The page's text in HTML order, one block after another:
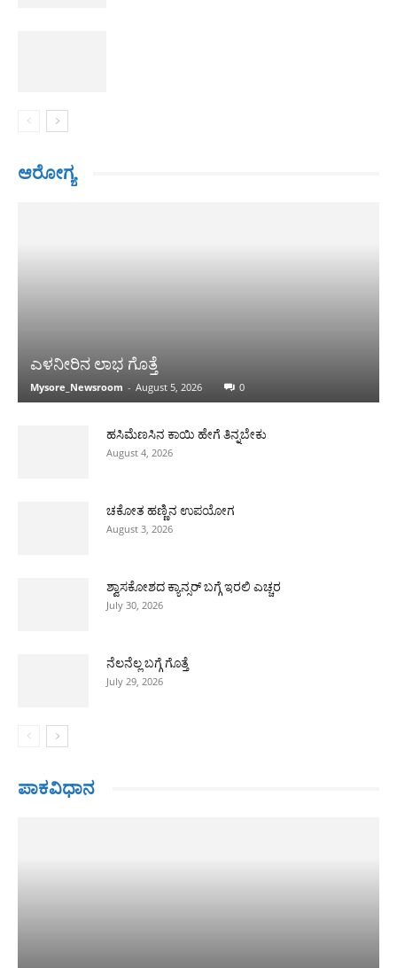
ಆರೋಗ್ಯ
ಎಳನೀರಿನ ಲಾಭ ಗೊತ್ತೆ
Mysore_Newsroom - August 5, 2026 0
ಹಸಿಮೆಣಸಿನ ಕಾಯಿ ಹೇಗೆ ತಿನ್ನಬೇಕು
August 4, 2026
ಚಕೋತ ಹಣ್ಣಿನ ಉಪಯೋಗ
August 3, 2026
ಶ್ವಾಸಕೋಶದ ಕ್ಯಾನ್ಸರ್ ಬಗ್ಗೆ ಇರಲಿ ಎಚ್ಚರ
July 30, 2026
ನೆಲನೆಲ್ಲ ಬಗ್ಗೆ ಗೊತ್ತೆ
July 29, 2026
ಪಾಕವಿಧಾನ